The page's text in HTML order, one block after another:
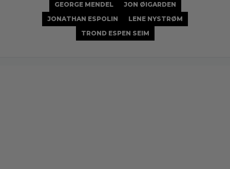
GEORGE MENDEL
JON ØIGARDEN
JONATHAN ESPOLIN
LENE NYSTRØM
TROND ESPEN SEIM